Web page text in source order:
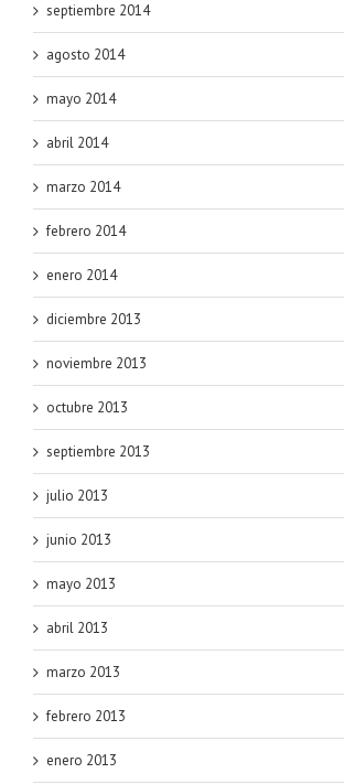
septiembre 2014
agosto 2014
mayo 2014
abril 2014
marzo 2014
febrero 2014
enero 2014
diciembre 2013
noviembre 2013
octubre 2013
septiembre 2013
julio 2013
junio 2013
mayo 2013
abril 2013
marzo 2013
febrero 2013
enero 2013